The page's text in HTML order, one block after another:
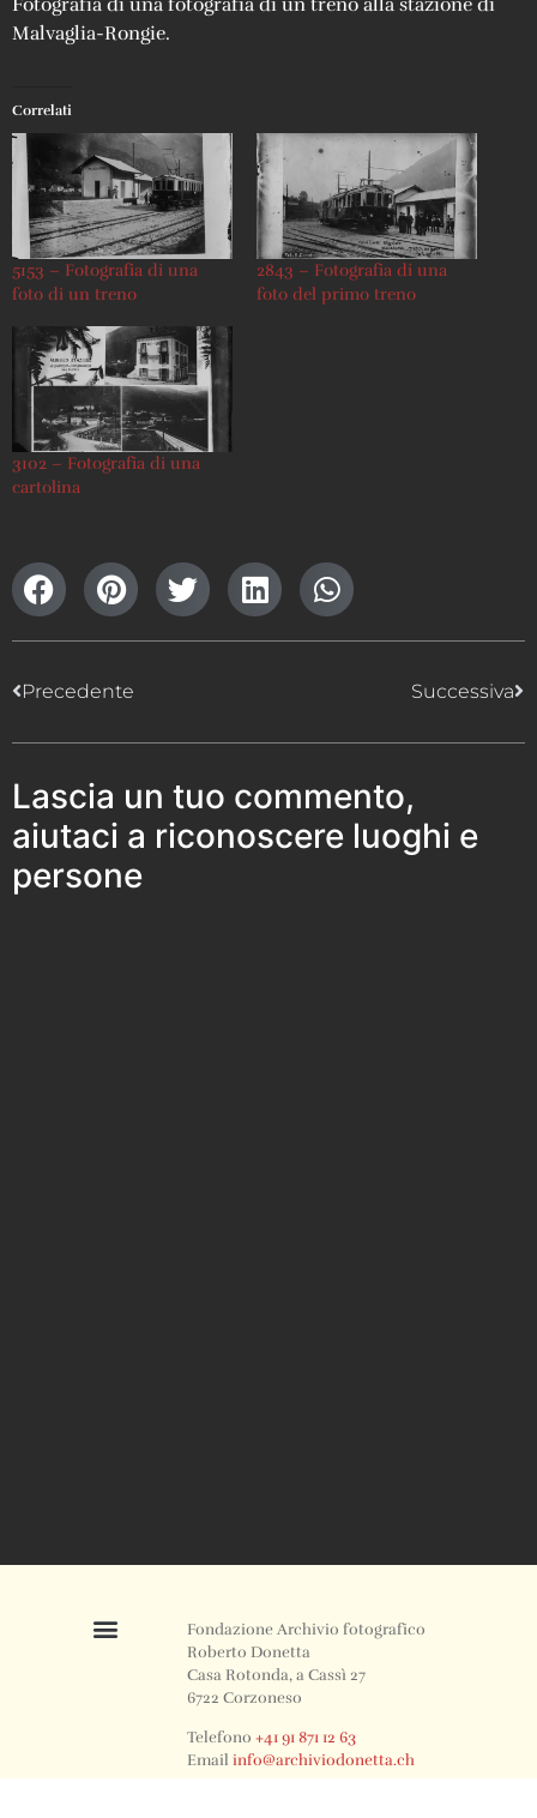
Malvaglia-Rongie.
Correlati
5153 – Fotografia di una
foto di un treno
2843 – Fotografia di una
foto del primo treno
3102 – Fotografia di una
cartolina
Precedente Successiva
Lascia un tuo commento,
aiutaci a riconoscere luoghi e
persone
Fondazione Archivio fotografico
Roberto Donetta
Casa Rotonda, a Cassì 27
6722 Corzoneso
Telefono+41 91 871 12 63
Emailinfo@archiviodonetta.ch